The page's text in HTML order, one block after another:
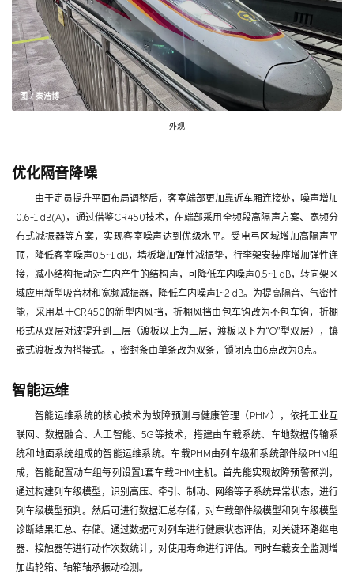
图 / 秦浩博
外观
优化隔音降噪
由于定员提升平面布局调整后，客室端部更加靠近车厢连接处，噪声增加
0.6-1 dB(A)，通过借鉴CR450技术，在端部采用全频段高隔声方案、宽频分
布式减振器等方案，实现客室噪声达到优级水平。受电弓区域增加高隔声平
顶，降低客室噪声0.5~1 dB，墙板增加弹性减振垫，行李架安装座增加弹性连
接，减小结构振动对车内产生的结构声，可降低车内噪声0.5~1 dB，转向架区
域应用新型吸音材和宽频减振器，降低车内噪声1~2 dB。为提高隔音、气密性
能，采用基于CR450的新型内风挡，折棚风挡由包车钩改为不包车钩，折棚
形式从双层对波提升到三层（渡板以上为三层，渡板以下为“O”型双层），镶
嵌式渡板改为搭接式。，密封条由单条改为双条，锁闭点由6点改为8点。
智能运维
智能运维系统的核心技术为故障预测与健康管理（PHM），依托工业互
联网、数据融合、人工智能、5G等技术，搭建由车载系统、车地数据传输系
统和地面系统组成的智能运维系统。车载PHM由列车级和系统部件级PHM组
成，智能配置动车组每列设置1套车载PHM主机。首先能实现故障预警预判，
通过构建列车级模型，识别高压、牵引、制动、网络等子系统异常状态，进行
列车级模型预判。然后可进行数据汇总存储，对车载部件级模型和列车级模型
诊断结果汇总、存储。通过数据可对列车进行健康状态评估，对关键环路继电
器、接触器等进行动作次数统计，对使用寿命进行评估。同时车载安全监测增
加齿轮箱、轴箱轴承振动检测。